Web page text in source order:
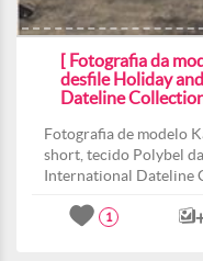
[ Fotografia da
desfile Holiday
Dateline
Fotografia de modelo
short, tecido Polybel
International Dateline
1